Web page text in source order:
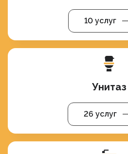
10 услуг
Унитаз
26 услуг